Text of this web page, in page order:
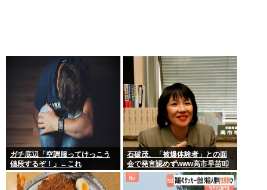
ガチ底辺「空調服ってけっこう
値段するぞ！」←これ
石破茂、「被爆体験者」との面
会で発言認めずwww高市早苗叩
いてたケンモメンは革肉なもん
だねえ～w